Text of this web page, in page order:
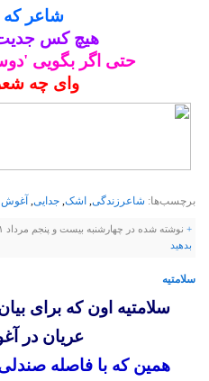
شاعر
هیچ کس
حتی اگر بگویی
وای چه
برچسب‌ها: شاعرزندگی, اشک, جدایی, آغوش
+ نوشته شده در چهارشنبه بیست و پنجم مرداد ۱۳۹۱ ساعت 1:45 توسط ســـروش |
بدهيد
سلامتیه
سلامتیه اون که برای
عریان در
همین که با فاصله